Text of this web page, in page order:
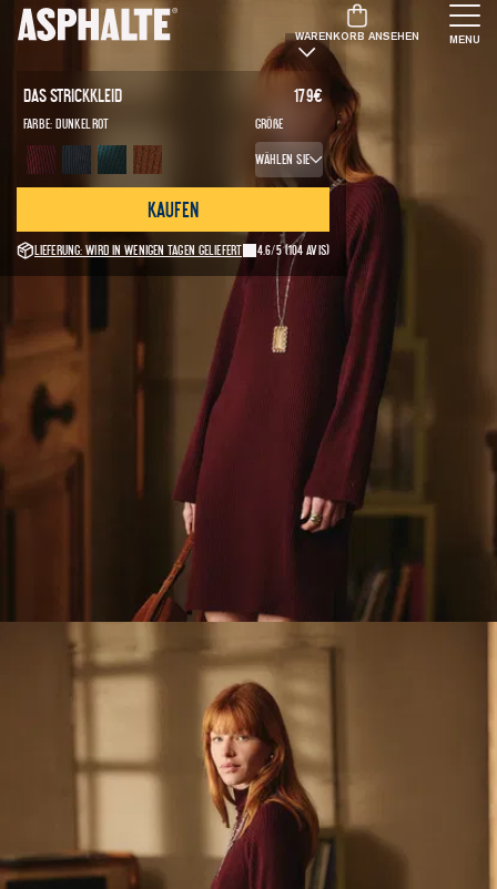
WARENKORB ANSEHEN MENU
Das Strickkleid 179€
Farbe:Dunkelrot Größe
Wählen Sie
Kaufen
Lieferung: Wird in wenigen Tagen geliefert 4.6/5(104 avis)